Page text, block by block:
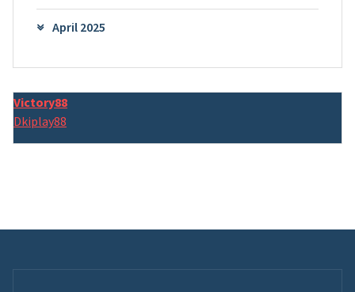
April 2025
Victory88
Dkiplay88